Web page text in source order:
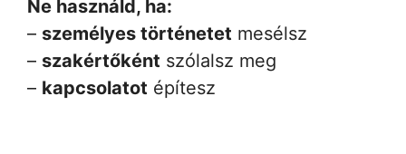
Ne használd, ha:
– személyes történetet mesélsz
– szakértőként szólalsz meg
– kapcsolatot építesz